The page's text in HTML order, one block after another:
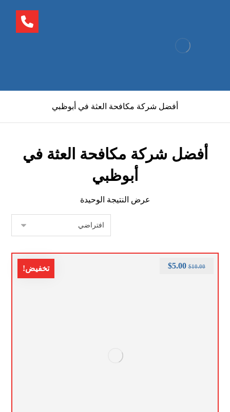
أفضل شركة مكافحة العثة في أبوظبي
أفضل شركة مكافحة العثة في
أبوظبي
عرض النتيجة الوحيدة
تخفيض! $10.00
$5.00